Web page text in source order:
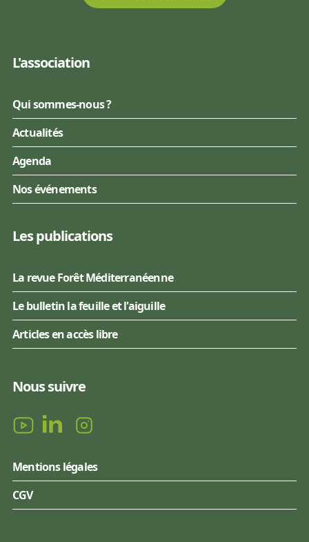
L'association
Qui sommes-nous ?
Actualités
Agenda
Nos événements
Les publications
La revue Forêt Méditerranéenne
Le bulletin la feuille et l'aiguille
Articles en accès libre
Nous suivre
Mentions légales
CGV